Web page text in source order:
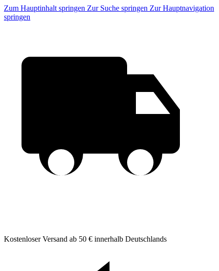
Zum Hauptinhalt springen Zur Suche springen Zur Hauptnavigation
springen
Kostenloser Versand ab 50 € innerhalb Deutschlands